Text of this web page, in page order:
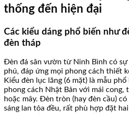
thống đến hiện đại
Các kiểu dáng phổ biến như
đèn tháp
Đèn đá sân vườn từ Ninh Bình có sự
phú, đáp ứng mọi phong cách thiết
Kiểu đèn lục lăng (6 mặt) là mẫu
phong cách Nhật Bản với mái cong,
hoặc mây. Đèn tròn (hay đèn cầu)
sáng lan tỏa đều, rất phù hợp đặt